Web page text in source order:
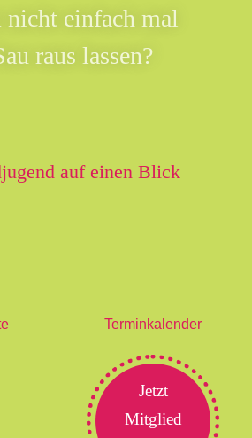
nicht einfach mal
raus lassen?
auf einen Blick
Terminkalender
Jetzt
Mitglied